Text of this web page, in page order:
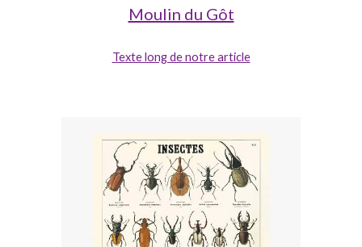
Moulin du Gôt
Texte long de notre article